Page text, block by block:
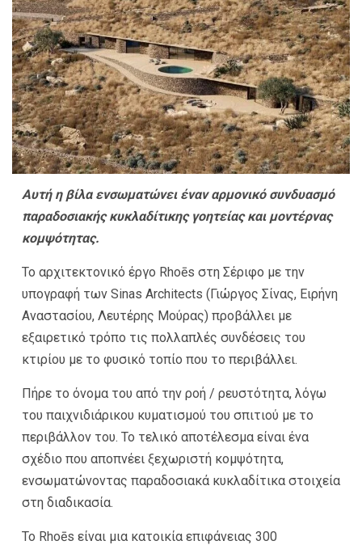
Αυτή η βίλα ενσωματώνει έναν αρμονικό συνδυασμό
παραδοσιακής κυκλαδίτικης γοητείας και μοντέρνας
κομψότητας.
Το αρχιτεκτονικό έργο Rhoēs στη Σέριφο με την
υπογραφή των Sinas Architects (Γιώργος Σίνας, Ειρήνη
Αναστασίου, Λευτέρης Μούρας) προβάλλει με
εξαιρετικό τρόπο τις πολλαπλές συνδέσεις του
κτιρίου με το φυσικό τοπίο που το περιβάλλει.
Πήρε το όνομα του από την ροή / ρευστότητα, λόγω
του παιχνιδιάρικου κυματισμού του σπιτιού με το
περιβάλλον του. Το τελικό αποτέλεσμα είναι ένα
σχέδιο που αποπνέει ξεχωριστή κομψότητα,
ενσωματώνοντας παραδοσιακά κυκλαδίτικα στοιχεία
στη διαδικασία.
Το Rhoēs είναι μια κατοικία επιφάνειας 300